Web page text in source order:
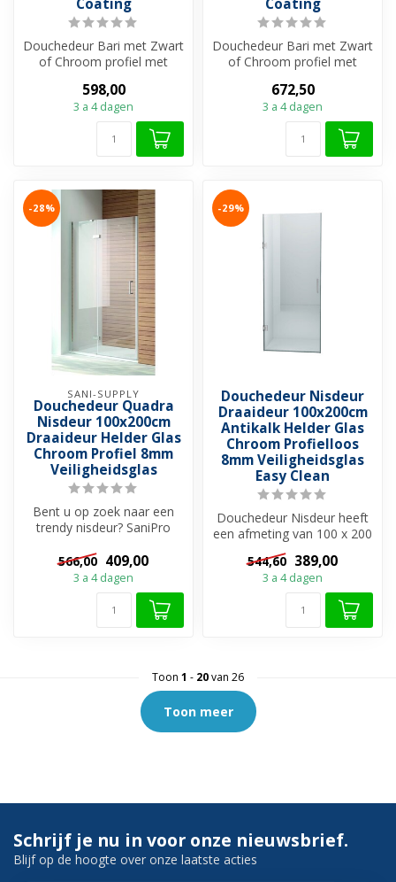
Coating
Douchedeur Bari met Zwart
of Chroom profiel met
Beschikbaar...
598,00
3 a 4 dagen
Coating
Douchedeur Bari met Zwart
of Chroom profiel met
Beschikbaar...
672,50
3 a 4 dagen
-28%
SANI-SUPPLY
Douchedeur Quadra
Nisdeur 100x200cm
Draaideur Helder Glas
Chroom Profiel 8mm
Veiligheidsglas
Bent u op zoek naar een
trendy nisdeur? SaniPro
douchedeur...
566,00 409,00
3 a 4 dagen
-29%
Douchedeur Nisdeur
Draaideur 100x200cm
Antikalk Helder Glas
Chroom Profielloos
8mm Veiligheidsglas
Easy Clean
Douchedeur Nisdeur heeft
een afmeting van 100 x 200
centimeter! U creëert
hierme...
544,60 389,00
3 a 4 dagen
Toon 1 - 20van 26
Toon meer
Schrijf je nu in voor onze nieuwsbrief.
Blijf op de hoogte over onze laatste acties